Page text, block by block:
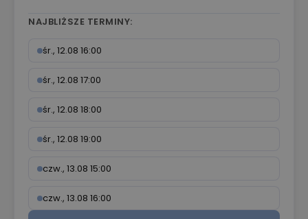
NAJBLIŻSZE TERMINY:
śr., 12.08 16:00
śr., 12.08 17:00
śr., 12.08 18:00
śr., 12.08 19:00
czw., 13.08 15:00
czw., 13.08 16:00